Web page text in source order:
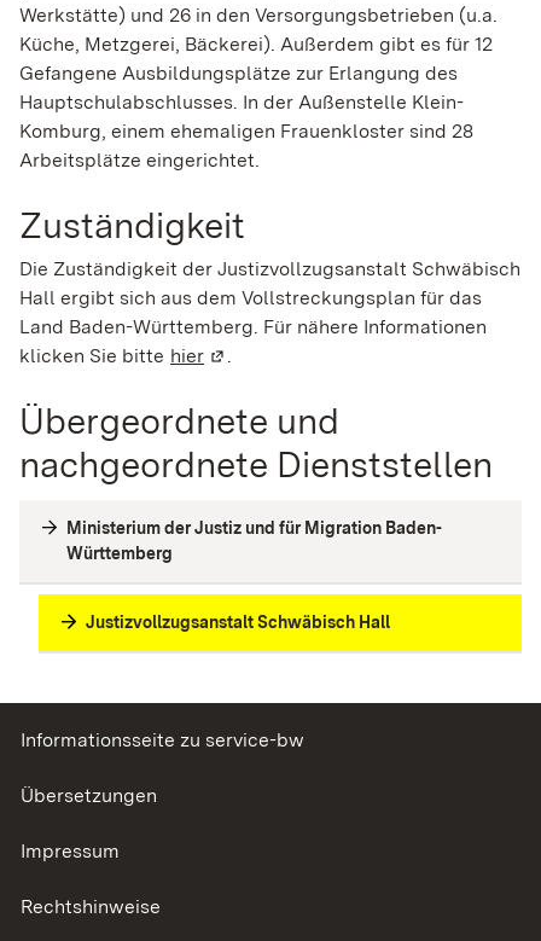
Werkstätte) und 26 in den Versorgungsbetrieben (u.a.
Küche, Metzgerei, Bäckerei). Außerdem gibt es für 12
Gefangene Ausbildungsplätze zur Erlangung des
Hauptschulabschlusses. In der Außenstelle Klein-
Komburg, einem ehemaligen Frauenkloster sind 28
Arbeitsplätze eingerichtet.
Zuständigkeit
Die Zuständigkeit der Justizvollzugsanstalt Schwäbisch
Hall ergibt sich aus dem Vollstreckungsplan für das
Land Baden-Württemberg. Für nähere Informationen
klicken Sie bitte hier (Wird in einem neuen Fenster
Übergeordnete und
nachgeordnete Dienststellen
Ministerium der Justiz und für Migration Baden-
Württemberg
Justizvollzugsanstalt Schwäbisch Hall
Informationsseite zu service-bw
Übersetzungen
Impressum
Rechtshinweise